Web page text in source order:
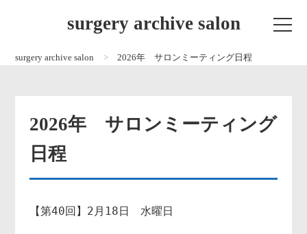
surgery archive salon
surgery archive salon 2026年 サロンミーティング日程
2026年 サロンミーティング
日程
【第40回】2月18日　水曜日